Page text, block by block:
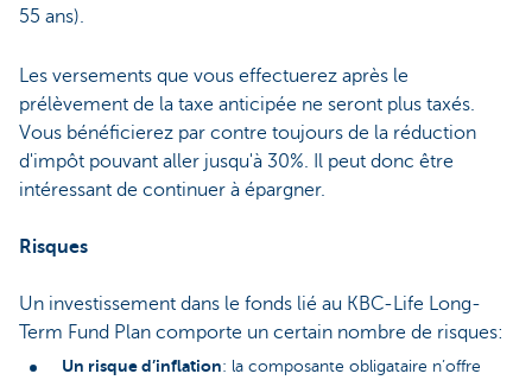
55 ans).
Les versements que vous effectuerez après le
prélèvement de la taxe anticipée ne seront plus taxés.
Vous bénéficierez par contre toujours de la réduction
d'impôt pouvant aller jusqu'à 30%. Il peut donc être
intéressant de continuer à épargner.
Risques
Un investissement dans le fonds lié au KBC-Life Long-
Term Fund Plan comporte un certain nombre de risques:
Un risque d’inflation: la composante obligataire n’offre